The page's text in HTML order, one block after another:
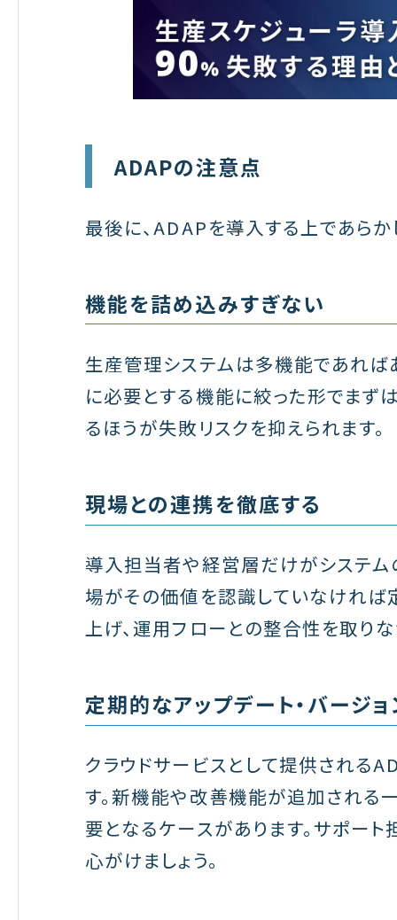
ADAPの注意点
最後に、ADAPを導入する上であら
機能を詰め込みすぎない
生産管理システムは多機能であれば
に必要とする機能に絞った形でまず
るほうが失敗リスクを抑えられます。
現場との連携を徹底する
導入担当者や経営層だけがシステム
場がその価値を認識していなければ
上げ、運用フローとの整合性を取り
定期的なアップデート・バージ
クラウドサービスとして提供される
す。新機能や改善機能が追加される
要となるケースがあります。サポー
心がけましょう。